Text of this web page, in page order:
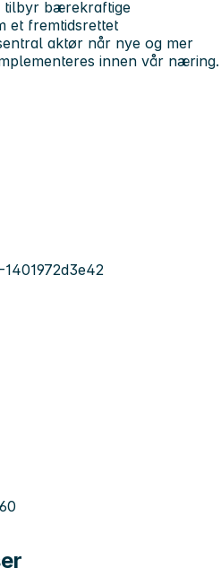
tilbyr bærekraftige
et fremtidsrettet
aktør når nye og mer
innen vår næring.